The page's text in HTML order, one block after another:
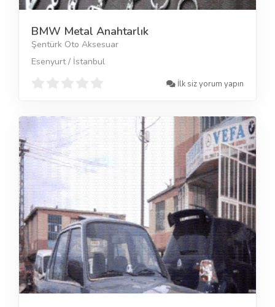
BMW Metal Anahtarlık
Şentürk Oto Aksesuar
Esenyurt / İstanbul
İlk siz yorum yapın